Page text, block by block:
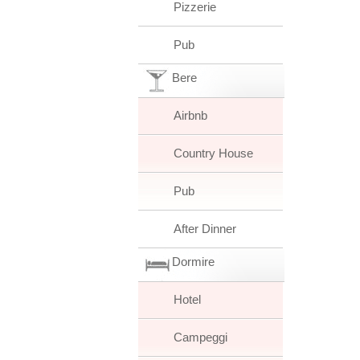
Pizzerie
Pub
Bere
Airbnb
Country House
Pub
After Dinner
Dormire
Hotel
Campeggi